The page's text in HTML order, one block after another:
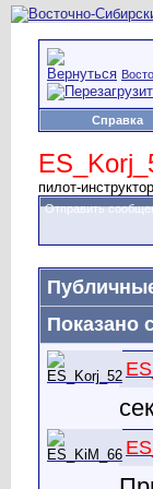
Справка
пилот-инструктор
Отправить
Показано